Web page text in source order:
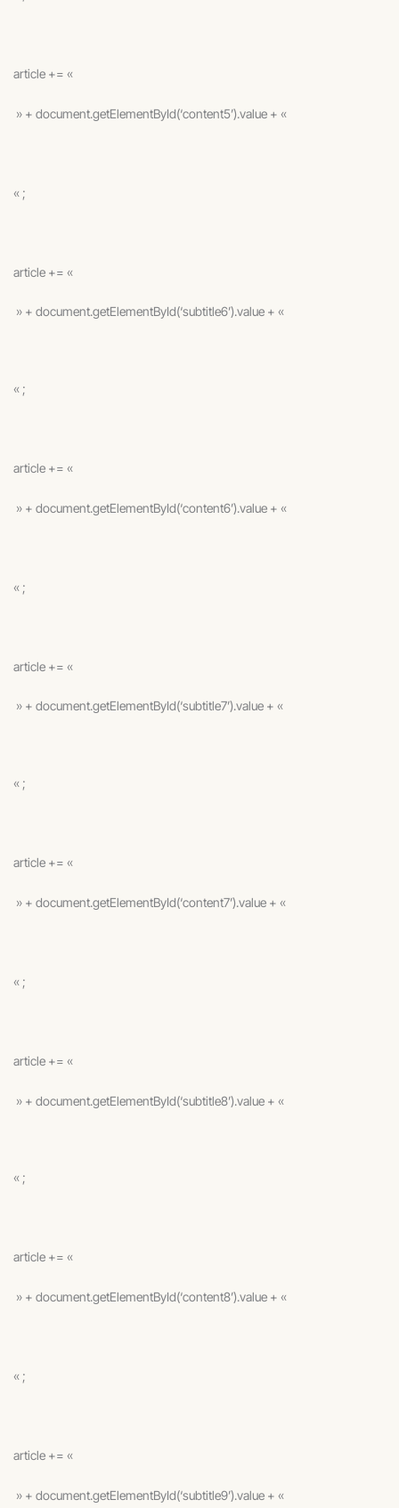
article += «
» + document.getElementById(‘content5’).value + «
« ;
article += «
» + document.getElementById(‘subtitle6’).value + «
« ;
article += «
» + document.getElementById(‘content6’).value + «
« ;
article += «
» + document.getElementById(‘subtitle7’).value + «
« ;
article += «
» + document.getElementById(‘content7’).value + «
« ;
article += «
» + document.getElementById(‘subtitle8’).value + «
« ;
article += «
» + document.getElementById(‘content8’).value + «
« ;
article += «
» + document.getElementById(‘subtitle9’).value + «